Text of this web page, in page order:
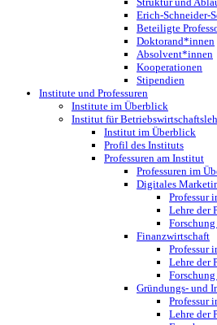
Erich-Schneider-
Beteiligte
Doktorand*innen
Absolvent*innen
Kooperationen
Stipendien
Institute und Professuren
Institute im Überblick
Institut für
Institut im Überblick
Profil des Instituts
Professuren am Institut
Professuren im
Digitales
Professur
Lehre der
Forschung
Finanzwirtschaft
Professur
Lehre der
Forschung
Gründungs- und
Professur
Lehre der